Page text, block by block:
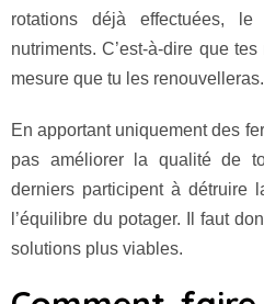
rotations déjà effectuées,
nutriments. C’est-à-dire que
mesure que tu les renouvelleras.
En apportant uniquement des
pas améliorer la qualité de
derniers participent à détruire
l’équilibre du potager. Il faut
solutions plus viables.